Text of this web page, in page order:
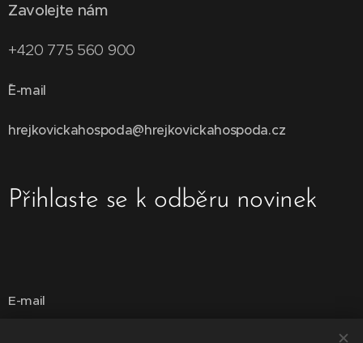
Zavolejte nám
+420 775 560 900
E-mail
hrejkovickahospoda@hrejkovickahospoda.cz
Přihlaste se k odběru novinek
E-mail